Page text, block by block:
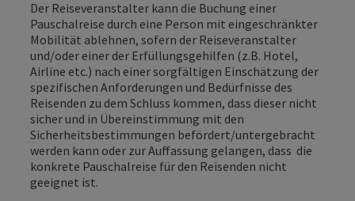
Der Reiseveranstalter kann die Buchung einer
Pauschalreise durch eine Person mit eingeschränkter
Mobilität ablehnen, sofern der Reiseveranstalter
und/oder einer der Erfüllungsgehilfen (z.B. Hotel,
Airline etc.) nach einer sorgfältigen Einschätzung der
spezifischen Anforderungen und Bedürfnisse des
Reisenden zu dem Schluss kommen, dass dieser nicht
sicher und in Übereinstimmung mit den
Sicherheitsbestimmungen befördert/untergebracht
werden kann oder zur Auffassung gelangen, dass die
konkrete Pauschalreise für den Reisenden nicht
geeignet ist.